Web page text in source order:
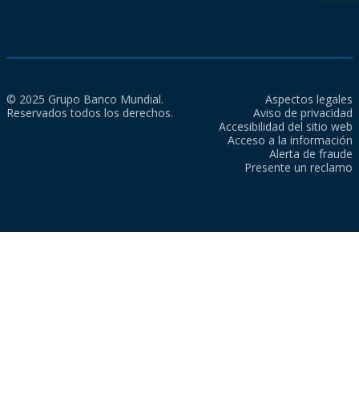
© 2025 Grupo Banco Mundial.
Reservados todos los derechos.
Aspectos legales
Aviso de privacidad
Accesibilidad del sitio web
Acceso a la información
Alerta de fraude
Presente un reclamo